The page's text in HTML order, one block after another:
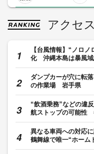
アクセ
【台風情報】“ノロ
化 沖縄本島は暴風
ートル JAL97便・
ダンプカーが穴に転
の作業場 岩手県
“飲酒乗務”などの違
航ストップの可能性
命線” 島民「死活問
異なる車両への対応
鶴舞線で唯一“ホーム
田井駅 名鉄「検討し